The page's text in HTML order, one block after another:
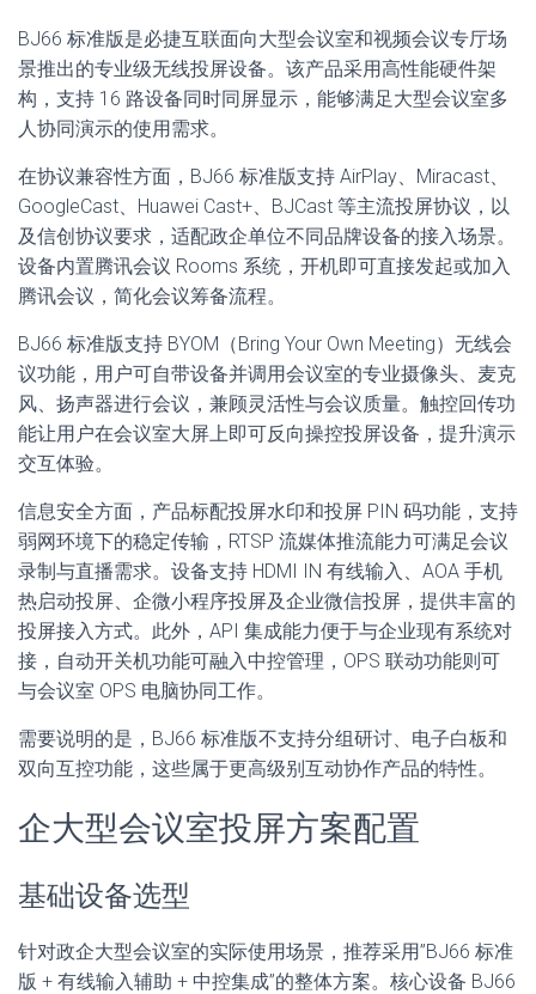
BJ66 标准版是必捷互联面向大型会议室和视频会议专厅场
景推出的专业级无线投屏设备。该产品采用高性能硬件架
构，支持 16 路设备同时同屏显示，能够满足大型会议室多
人协同演示的使用需求。
在协议兼容性方面，BJ66 标准版支持 AirPlay、Miracast、
GoogleCast、Huawei Cast+、BJCast 等主流投屏协议，以
及信创协议要求，适配政企单位不同品牌设备的接入场景。
设备内置腾讯会议 Rooms 系统，开机即可直接发起或加入
腾讯会议，简化会议筹备流程。
BJ66 标准版支持 BYOM（Bring Your Own Meeting）无线会
议功能，用户可自带设备并调用会议室的专业摄像头、麦克
风、扬声器进行会议，兼顾灵活性与会议质量。触控回传功
能让用户在会议室大屏上即可反向操控投屏设备，提升演示
交互体验。
信息安全方面，产品标配投屏水印和投屏 PIN 码功能，支持
弱网环境下的稳定传输，RTSP 流媒体推流能力可满足会议
录制与直播需求。设备支持 HDMI IN 有线输入、AOA 手机
热启动投屏、企微小程序投屏及企业微信投屏，提供丰富的
投屏接入方式。此外，API 集成能力便于与企业现有系统对
接，自动开关机功能可融入中控管理，OPS 联动功能则可
与会议室 OPS 电脑协同工作。
需要说明的是，BJ66 标准版不支持分组研讨、电子白板和
双向互控功能，这些属于更高级别互动协作产品的特性。
企大型会议室投屏方案配置
基础设备选型
针对政企大型会议室的实际使用场景，推荐采用”BJ66 标准
版 + 有线输入辅助 + 中控集成”的整体方案。核心设备 BJ66